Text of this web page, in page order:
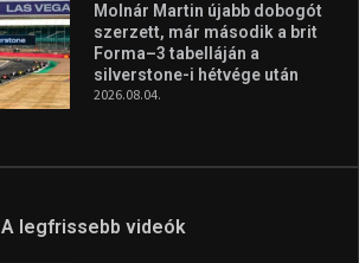
Molnár Martin újabb dobogót
szerzett, már második a brit
Forma–3 tabelláján a
silverstone-i hétvége után
2026.08.04.
A legfrissebb videók